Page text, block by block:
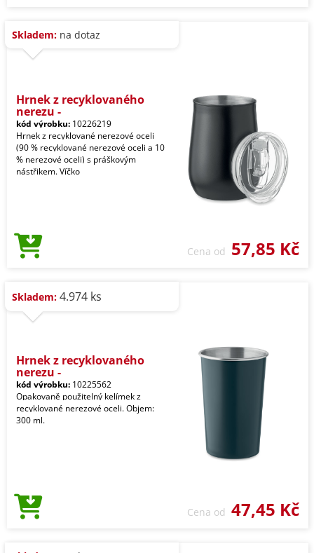
Skladem: na dotaz
Hrnek z recyklovaného
nerezu -
kód výrobku: 10226219
Hrnek z recyklované nerezové oceli
(90 % recyklované nerezové oceli a 10
% nerezové oceli) s práškovým
nástřikem. Víčko
Cena od 57,85 Kč
Skladem: 4.974 ks
Hrnek z recyklovaného
nerezu -
kód výrobku: 10225562
Opakovaně použitelný kelímek z
recyklované nerezové oceli. Objem:
300 ml.
Cena od 47,45 Kč